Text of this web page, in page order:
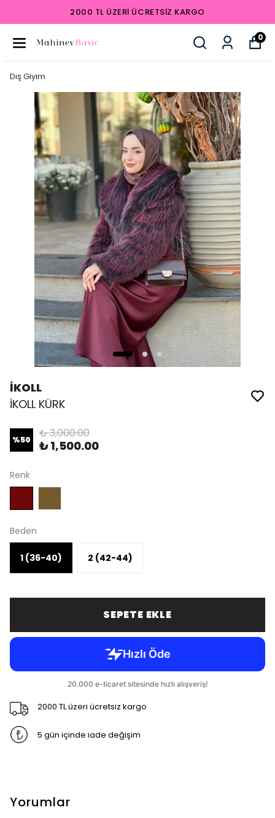
2000 TL ÜZERI ÜCRETSIZ KARGO
0
Dış Giyim
İKOLL
İKOLL KÜRK
%50 ₺ 3,000.00
₺ 1,500.00
Renk
Beden
1 (36-40) 2 (42-44)
SEPETE EKLE
2000 TL üzeri ücretsiz kargo
5 gün içinde iade değişim
Yorumlar